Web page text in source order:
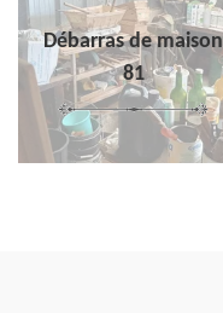
Débarras de maison
81